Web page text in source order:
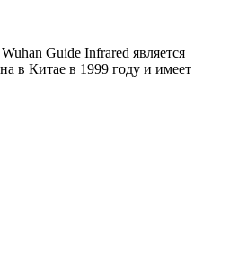
Guide Infrared является
в Китае в 1999 году и имеет